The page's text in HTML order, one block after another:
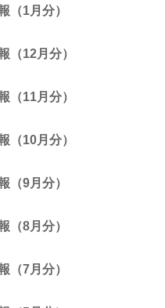
（1月分）
（12月分）
（11月分）
（10月分）
（9月分）
（8月分）
（7月分）